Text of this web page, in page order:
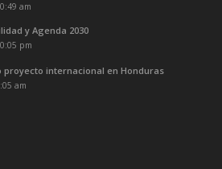
am
y Agenda 2030
pm
proyecto internacional en Honduras
am